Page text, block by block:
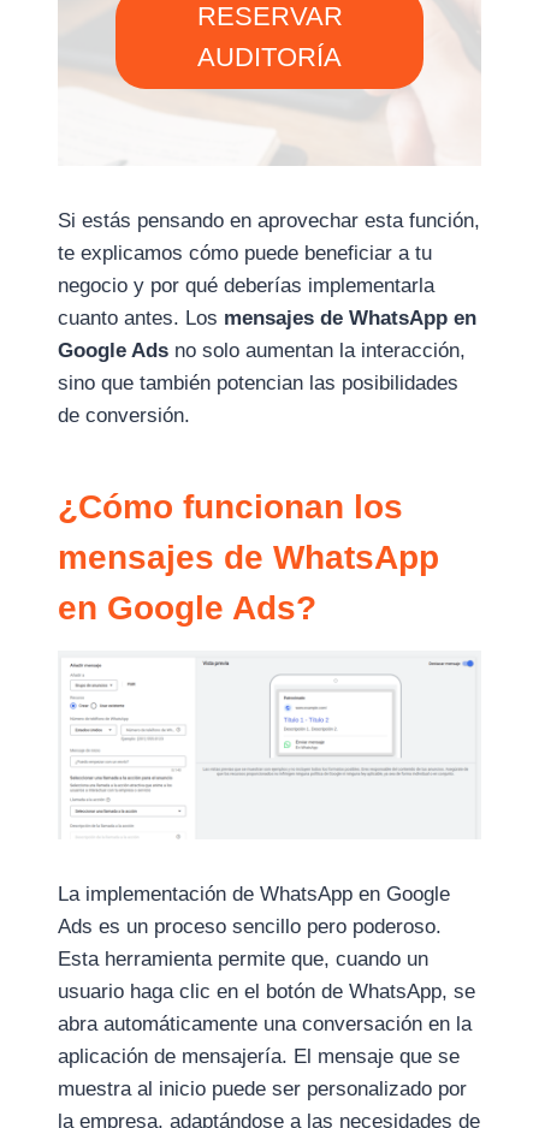
RESERVAR
AUDITORÍA
Si estás pensando en aprovechar esta función,
te explicamos cómo puede beneficiar a tu
negocio y por qué deberías implementarla
cuanto antes. Los mensajes de WhatsApp en
Google Ads no solo aumentan la interacción,
sino que también potencian las posibilidades
de conversión.
¿Cómo funcionan los
mensajes de WhatsApp
en Google Ads?
La implementación de WhatsApp en Google
Ads es un proceso sencillo pero poderoso.
Esta herramienta permite que, cuando un
usuario haga clic en el botón de WhatsApp, se
abra automáticamente una conversación en la
aplicación de mensajería. El mensaje que se
muestra al inicio puede ser personalizado por
la empresa, adaptándose a las necesidades de